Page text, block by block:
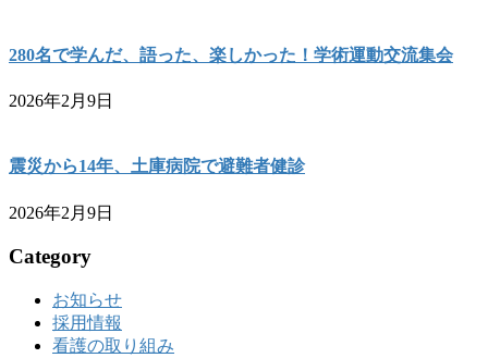
280名で学んだ、語った、楽しかった！学術運動交流集会
2026年2月9日
震災から14年、土庫病院で避難者健診
2026年2月9日
Category
お知らせ
採用情報
看護の取り組み